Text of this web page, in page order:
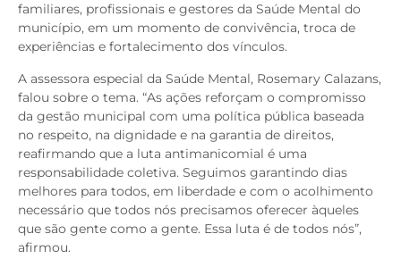
familiares, profissionais e gestores da Saúde Mental do
município, em um momento de convivência, troca de
experiências e fortalecimento dos vínculos.
A assessora especial da Saúde Mental, Rosemary Calazans,
falou sobre o tema. “As ações reforçam o compromisso
da gestão municipal com uma política pública baseada
no respeito, na dignidade e na garantia de direitos,
reafirmando que a luta antimanicomial é uma
responsabilidade coletiva. Seguimos garantindo dias
melhores para todos, em liberdade e com o acolhimento
necessário que todos nós precisamos oferecer àqueles
que são gente como a gente. Essa luta é de todos nós”,
afirmou.